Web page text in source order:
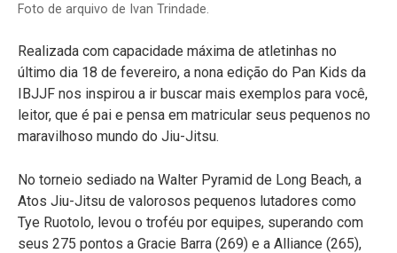
Foto de arquivo de Ivan Trindade.
Realizada com capacidade máxima de atletinhas no
último dia 18 de fevereiro, a nona edição do Pan Kids da
IBJJF nos inspirou a ir buscar mais exemplos para você,
leitor, que é pai e pensa em matricular seus pequenos no
maravilhoso mundo do Jiu-Jitsu.
No torneio sediado na Walter Pyramid de Long Beach, a
Atos Jiu-Jitsu de valorosos pequenos lutadores como
Tye Ruotolo, levou o troféu por equipes, superando com
seus 275 pontos a Gracie Barra (269) e a Alliance (265),